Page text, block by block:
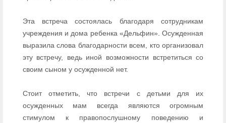
Эта встреча состоялась благодаря сотрудникам
учреждения и дома ребенка «Дельфин». Осужденная
выразила слова благодарности всем, кто организовал
эту встречу, ведь иной возможности встретиться со
своим сыном у осужденной нет.
Стоит отметить, что встречи с детьми для их
осужденных мам всегда являются огромным
стимулом к правопослушному поведению и